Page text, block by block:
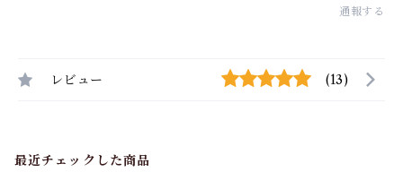
通報する
レビュー (13)
最近チェックした商品